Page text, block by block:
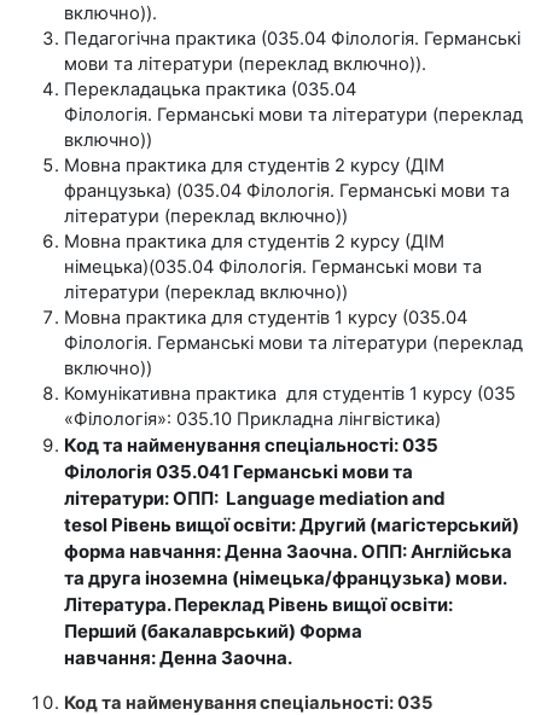
включно)).
Педагогічна практика (035.04 Філологія. Германські
мови та літератури (переклад включно)).
Перекладацька практика (035.04
Філологія. Германські мови та літератури (переклад
включно))
Мовна практика для студентів 2 курсу (ДІМ
французька) (035.04 Філологія. Германські мови та
літератури (переклад включно))
Мовна практика для студентів 2 курсу (ДІМ
німецька)(035.04 Філологія. Германські мови та
літератури (переклад включно))
Мовна практика для студентів 1 курсу (035.04
Філологія. Германські мови та літератури (переклад
включно))
Комунікативна практика для студентів 1 курсу (035
«Філологія»: 035.10 Прикладна лінгвістика)
Код та найменування спеціальності:035
Філологія 035.041 Германські мови та
літератури:ОПП: Language mediation and
tesol Рівень вищої освіти: Другий (магістерський)
форма навчання:Денна Заочна.ОПП:Англійська
та друга іноземна (німецька/французька) мови.
Література. Переклад Рівень вищої освіти:
Перший (бакалаврський) Форма
навчання:Денна Заочна.
Код та найменування спеціальності:035